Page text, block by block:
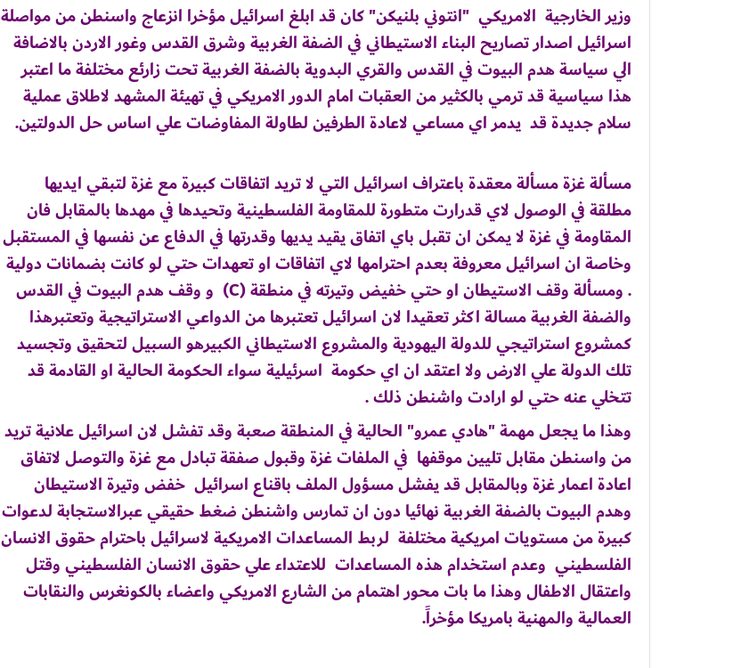
وزير الخارجية الامريكي "انتوني بلنيكن" كان قد ابلغ اسرائيل مؤخرا انزعاج واسنطن من مواصلة
اسرائيل اصدار تصاريح البناء الاستيطاني في الضفة الغربية وشرق القدس وغور الاردن بالاضافة
الي سياسة هدم البيوت في القدس والقري البدوية بالضفة الغربية تحت زارئع مختلفة ما اعتبر
هذا سياسية قد ترمي بالكثير من العقبات امام الدور الامريكي في تهيئة المشهد لاطلاق عملية
سلام جديدة قد يدمر اي مساعي لاعادة الطرفين لطاولة المفاوضات علي اساس حل الدولتين.
مسألة غزة مسألة معقدة باعتراف اسرائيل التي لا تريد اتفاقات كبيرة مع غزة لتبقي ايديها
مطلقة في الوصول لاي قدرارت متطورة للمقاومة الفلسطينية وتحيدها في مهدها بالمقابل فان
المقاومة في غزة لا يمكن ان تقبل باي اتفاق يقيد يديها وقدرتها في الدفاع عن نفسها في المستقبل
وخاصة ان اسرائيل معروفة بعدم احترامها لاي اتفاقات او تعهدات حتي لو كانت بضمانات دولية
. ومسألة وقف الاستيطان او حتي خفيض وتيرته في منطقة (C) و وقف هدم البيوت في القدس
والضفة الغربية مسالة اكثر تعقيدا لان اسرائيل تعتبرها من الدواعي الاستراتيجية وتعتبرهذا
كمشروع استراتيجي للدولة اليهودية والمشروع الاستيطاني الكبيرهو السبيل لتحقيق وتجسيد
تلك الدولة علي الارض ولا اعتقد ان اي حكومة اسرئيلية سواء الحكومة الحالية او القادمة قد
تتخلي عنه حتي لو ارادت واشنطن ذلك .
وهذا ما يجعل مهمة "هادي عمرو" الحالية في المنطقة صعبة وقد تفشل لان اسرائيل علانية تريد
من واسنطن مقابل تليين موقفها في الملفات غزة وقبول صفقة تبادل مع غزة والتوصل لاتفاق
اعادة اعمار غزة وبالمقابل قد يفشل مسؤول الملف باقناع اسرائيل خفض وتيرة الاستيطان
وهدم البيوت بالضفة الغربية نهائيا دون ان تمارس واشنطن ضغط حقيقي عبرالاستجابة لدعوات
كبيرة من مستويات امريكية مختلفة لربط المساعدات الامريكية لاسرائيل باحترام حقوق الانسان
الفلسطيني وعدم استخدام هذه المساعدات للاعتداء علي حقوق الانسان الفلسطيني وقتل
واعتقال الاطفال وهذا ما بات محور اهتمام من الشارع الامريكي واعضاء بالكونغرس والنقابات
العمالية والمهنية بامريكا مؤخراً.